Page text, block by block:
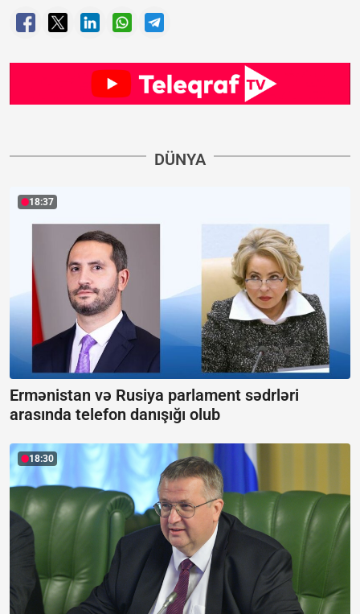
DÜNYA
18:37
Ermənistan və Rusiya parlament sədrləri
arasında telefon danışığı olub
18:30